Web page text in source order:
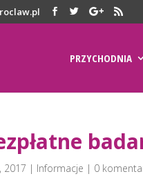
PRZYCHODNIA
2017 | Informacje | 0